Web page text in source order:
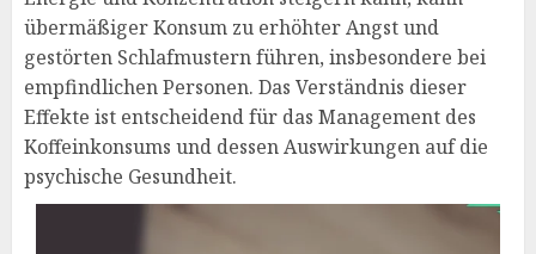
übermäßiger Konsum zu erhöhter Angst und
gestörten Schlafmustern führen, insbesondere bei
empfindlichen Personen. Das Verständnis dieser
Effekte ist entscheidend für das Management des
Koffeinkonsums und dessen Auswirkungen auf die
psychische Gesundheit.